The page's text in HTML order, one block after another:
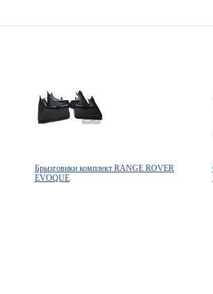
Брызговики комплект RANGE ROVER
EVOQUE